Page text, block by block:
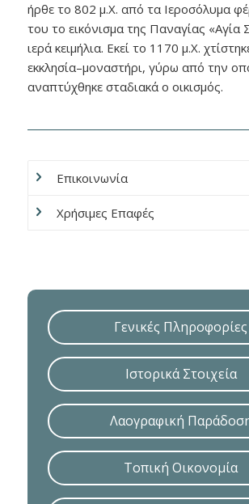
ήρθε το 802 μ.Χ. από τα Ιεροσόλυμα
του το εικόνισμα της Παναγίας «Αγία
ιερά κειμήλια. Εκεί το 1170 μ.Χ.
εκκλησία–μοναστήρι, γύρω από την
αναπτύχθηκε σταδιακά ο οικισμός.
Επικοινωνία
Χρήσιμες Επαφές
Γενικές Πληροφορίες
Ιστορικά Στοιχεία
Λαογραφική
Τοπική Οικονομία